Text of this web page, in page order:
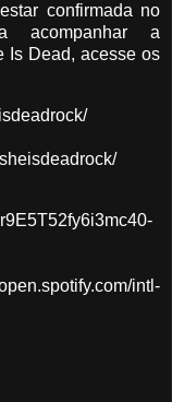
confirmada no
acompanhar a
Is Dead, acesse os
intl-